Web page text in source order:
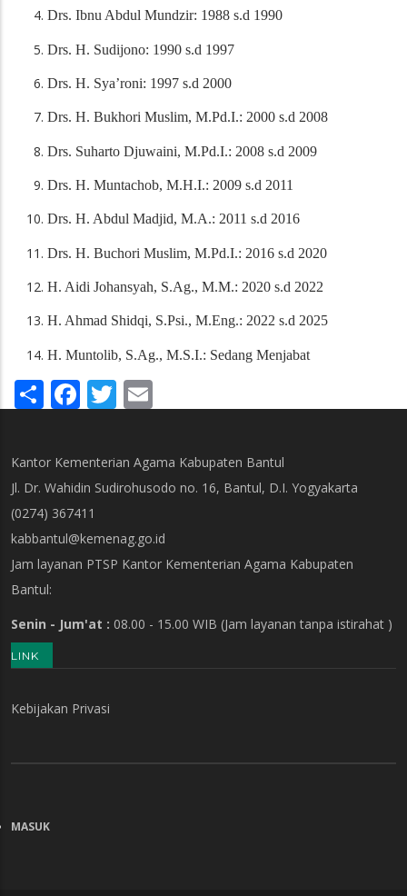
Drs. Ibnu Abdul Mundzir: 1988 s.d 1990
Drs. H. Sudijono: 1990 s.d 1997
Drs. H. Sya’roni: 1997 s.d 2000
Drs. H. Bukhori Muslim, M.Pd.I.: 2000 s.d 2008
Drs. Suharto Djuwaini, M.Pd.I.: 2008 s.d 2009
Drs. H. Muntachob, M.H.I.: 2009 s.d 2011
Drs. H. Abdul Madjid, M.A.: 2011 s.d 2016
Drs. H. Buchori Muslim, M.Pd.I.: 2016 s.d 2020
H. Aidi Johansyah, S.Ag., M.M.: 2020 s.d 2022
H. Ahmad Shidqi, S.Psi., M.Eng.: 2022 s.d 2025
H. Muntolib, S.Ag., M.S.I.: Sedang Menjabat
ShareFacebook
Twitter
Kantor Kementerian Agama Kabupaten Bantul
Jl. Dr. Wahidin Sudirohusodo no. 16, Bantul, D.I. Yogyakarta
(0274) 367411
kabbantul@kemenag.go.id
Jam layanan PTSP Kantor Kementerian Agama Kabupaten
Bantul:
Senin - Jum'at : 08.00 - 15.00 WIB (Jam layanan tanpa istirahat )
LINK
Kebijakan Privasi
MENU
MASUK